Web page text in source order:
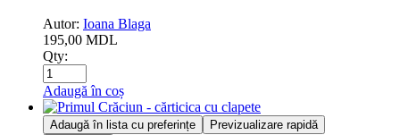
Autor: Ioana Blaga
195,00 MDL
Qty:
Adaugă în coș
Adaugă în lista cu preferințe
Previzualizare rapidă